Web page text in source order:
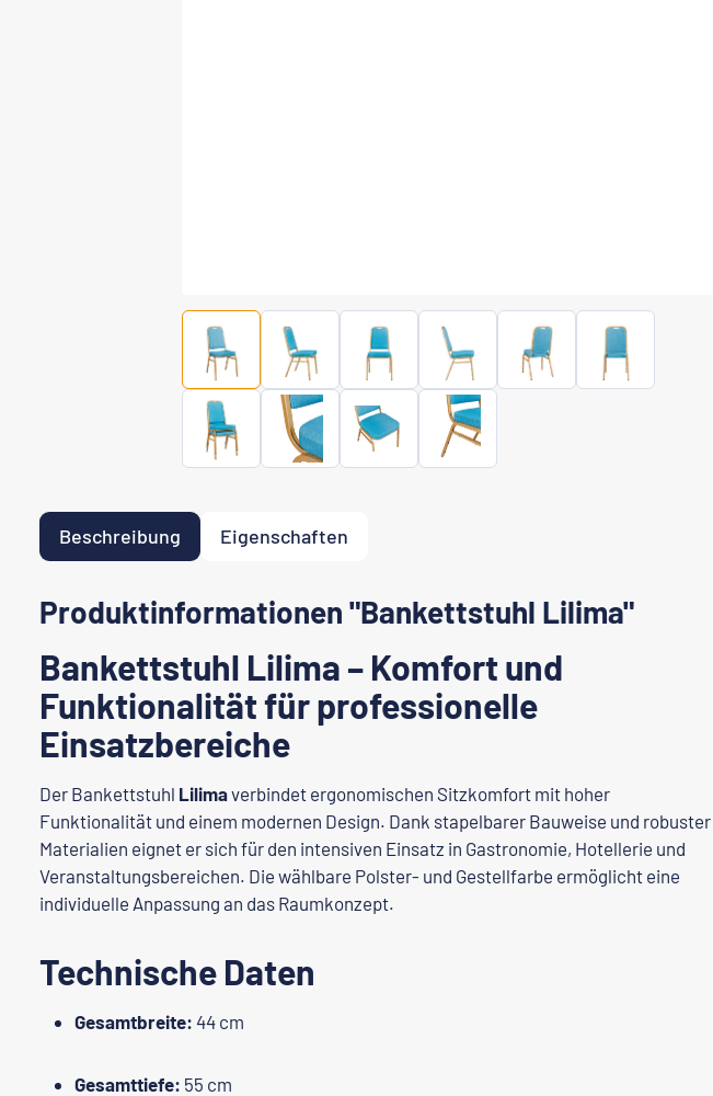
Beschreibung Eigenschaften
Produktinformationen "Bankettstuhl Lilima"
Bankettstuhl Lilima – Komfort und
Funktionalität für professionelle
Einsatzbereiche
Der Bankettstuhl Lilimaverbindet ergonomischen Sitzkomfort mit hoher
Funktionalität und einem modernen Design. Dank stapelbarer Bauweise und robuster
Materialien eignet er sich für den intensiven Einsatz in Gastronomie, Hotellerie und
Veranstaltungsbereichen. Die wählbare Polster- und Gestellfarbe ermöglicht eine
individuelle Anpassung an das Raumkonzept.
Technische Daten
Gesamtbreite: 44 cm
Gesamttiefe: 55 cm